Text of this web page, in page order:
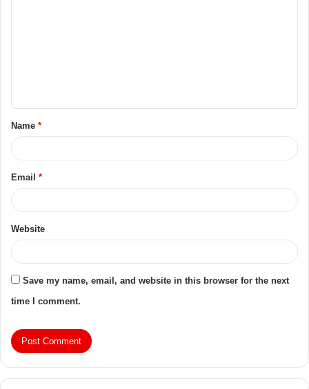
Name *
Email *
Website
Save my name, email, and website in this browser for the next
time I comment.